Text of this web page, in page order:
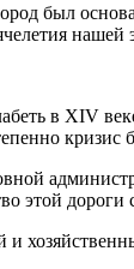
был
в XIV
кризис
этой